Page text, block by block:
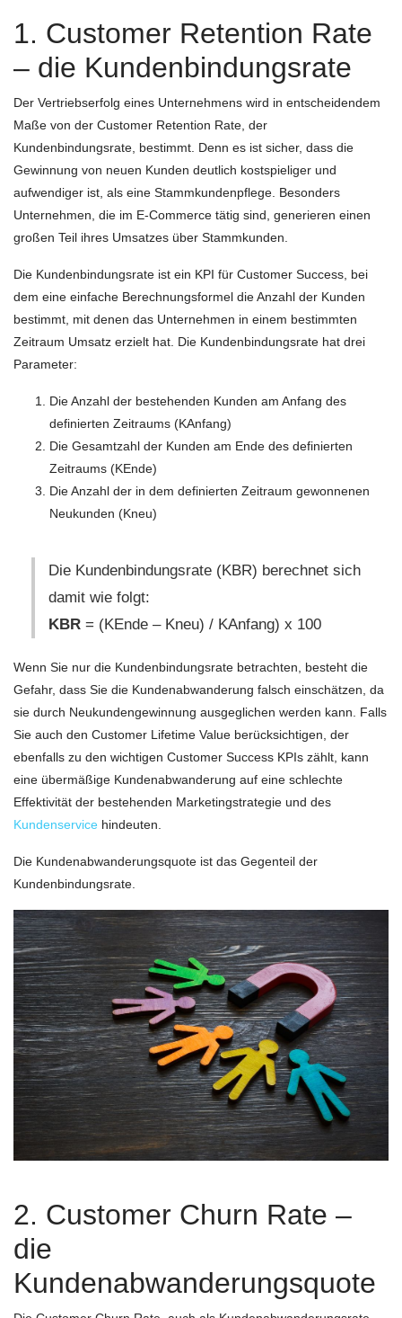
1. Customer Retention Rate
– die Kundenbindungsrate
Der Vertriebserfolg eines Unternehmens wird in entscheidendem
Maße von der Customer Retention Rate, der
Kundenbindungsrate, bestimmt. Denn es ist sicher, dass die
Gewinnung von neuen Kunden deutlich kostspieliger und
aufwendiger ist, als eine Stammkundenpflege. Besonders
Unternehmen, die im E-Commerce tätig sind, generieren einen
großen Teil ihres Umsatzes über Stammkunden.
Die Kundenbindungsrate ist ein KPI für Customer Success, bei
dem eine einfache Berechnungsformel die Anzahl der Kunden
bestimmt, mit denen das Unternehmen in einem bestimmten
Zeitraum Umsatz erzielt hat. Die Kundenbindungsrate hat drei
Parameter:
Die Anzahl der bestehenden Kunden am Anfang des
definierten Zeitraums (KAnfang)
Die Gesamtzahl der Kunden am Ende des definierten
Zeitraums (KEnde)
Die Anzahl der in dem definierten Zeitraum gewonnenen
Neukunden (Kneu)
Die Kundenbindungsrate (KBR) berechnet sich
damit wie folgt:
KBR = (KEnde – Kneu) / KAnfang) x 100
Wenn Sie nur die Kundenbindungsrate betrachten, besteht die
Gefahr, dass Sie die Kundenabwanderung falsch einschätzen, da
sie durch Neukundengewinnung ausgeglichen werden kann. Falls
Sie auch den Customer Lifetime Value berücksichtigen, der
ebenfalls zu den wichtigen Customer Success KPIs zählt, kann
eine übermäßige Kundenabwanderung auf eine schlechte
Effektivität der bestehenden Marketingstrategie und des
Kundenservice hindeuten.
Die Kundenabwanderungsquote ist das Gegenteil der
Kundenbindungsrate.
2. Customer Churn Rate –
die
Kundenabwanderungsquote